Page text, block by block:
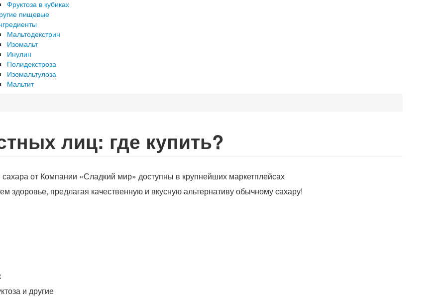
Фруктоза в кубиках
пищевые
Мальтодекстрин
Изомальт
Инулин
Полидекстроза
Изомальтулоза
Мальтит
лиц: где купить?
сахара от Компании «Сладкий мир» доступны в крупнейших маркетплейсах
здоровье, предлагая качественную и вкусную альтернативу обычному сахару!
и другие